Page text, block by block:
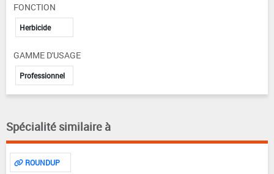
FONCTION
Herbicide
GAMME D'USAGE
Professionnel
Spécialité similaire à
ROUNDUP